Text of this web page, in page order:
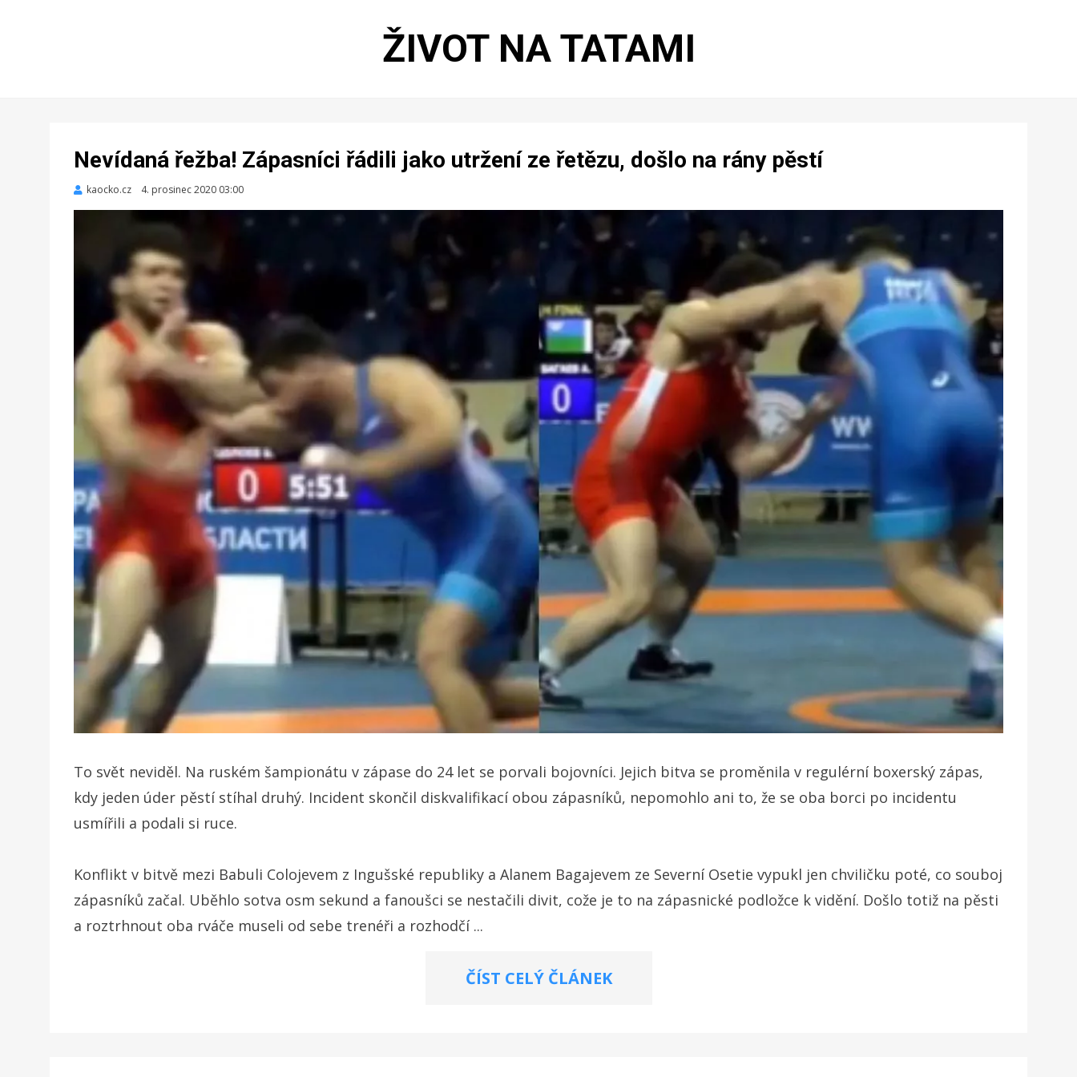
ŽIVOT NA TATAMI
Nevídaná řežba! Zápasníci řádili jako utržení ze řetězu, došlo na rány pěstí
kaocko.cz
Zveřejněno
4. prosinec 2020 03:00
To svět neviděl. Na ruském šampionátu v zápase do 24 let se porvali bojovníci. Jejich bitva se proměnila v regulérní boxerský zápas,
kdy jeden úder pěstí stíhal druhý. Incident skončil diskvalifikací obou zápasníků, nepomohlo ani to, že se oba borci po incidentu
usmířili a podali si ruce.
Konflikt v bitvě mezi Babuli Colojevem z Ingušské republiky a Alanem Bagajevem ze Severní Osetie vypukl jen chviličku poté, co souboj
zápasníků začal. Uběhlo sotva osm sekund a fanoušci se nestačili divit, cože je to na zápasnické podložce k vidění. Došlo totiž na pěsti
a roztrhnout oba rváče museli od sebe trenéři a rozhodčí ...
ČÍST CELÝ ČLÁNEK